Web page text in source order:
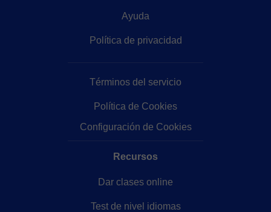
Ayuda
Política de privacidad
Términos del servicio
Política de Cookies
Configuración de Cookies
Recursos
Dar clases online
Test de nivel idiomas